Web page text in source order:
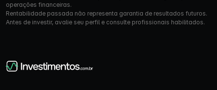
operações financeiras.
Rentabilidade passada não representa garantia de resultados futuros.
Antes de investir, avalie seu perfil e consulte profissionais habilitados.